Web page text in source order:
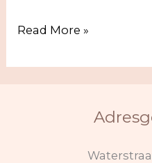
De
toestanden
Read More »